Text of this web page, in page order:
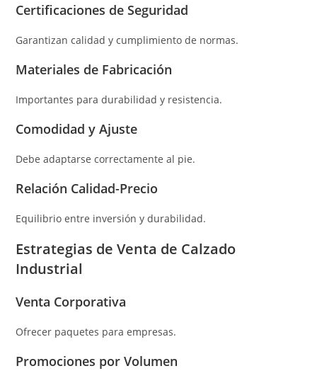
Certificaciones de Seguridad
Garantizan calidad y cumplimiento de normas.
Materiales de Fabricación
Importantes para durabilidad y resistencia.
Comodidad y Ajuste
Debe adaptarse correctamente al pie.
Relación Calidad-Precio
Equilibrio entre inversión y durabilidad.
Estrategias de Venta de Calzado
Industrial
Venta Corporativa
Ofrecer paquetes para empresas.
Promociones por Volumen